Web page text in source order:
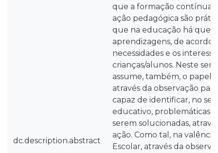
dc.description.abstract
que a formação contínua
ação pedagógica são
que na educação há que
aprendizagens, de acordo
necessidades e os
crianças/alunos. Neste
assume, também, o papel
através da observação
capaz de identificar, no
educativo, problemáticas
serem solucionadas,
ação. Como tal, na
Escolar, através da